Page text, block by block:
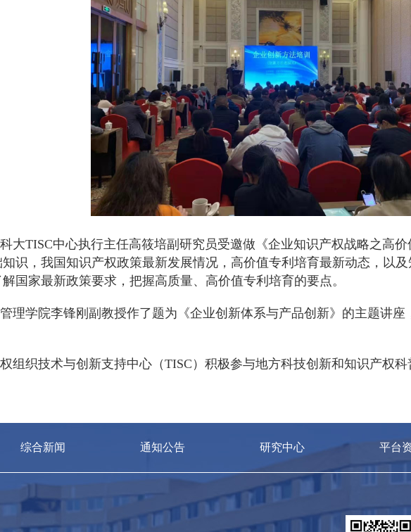
大TISC中心执行主任高筱培副研究员受邀做《企业知识产权战略之高
识，我国知识产权政策最新发展情况，高价值专利培育最新动态，以
国家最新政策要求，把握高质量、高价值专利培育的要点。
理学院李锋刚副教授作了题为《企业创新体系与产品创新》的主题讲
组织技术与创新支持中心（TISC ）积极参与地方科技创新和知识产权
综合新闻 通知公告 研究中心 平台